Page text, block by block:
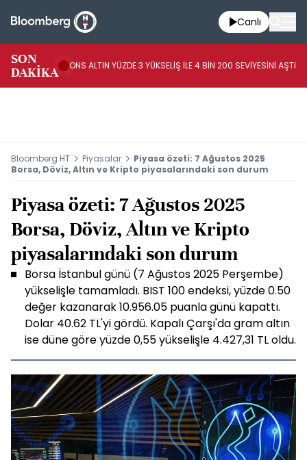
Canlı
SON
DAKİKA
ONS ALTIN YÜZDE 3 YÜKSELİŞ İLE 4 BİN 200 SEVİYESİNİ AŞTI
Bloomberg HT Piyasalar
Piyasa özeti: 7 Ağustos 2025
Borsa, Döviz, Altın ve Kripto piyasalarındaki son durum
Piyasa özeti: 7 Ağustos 2025
Borsa, Döviz, Altın ve Kripto
piyasalarındaki son durum
Borsa İstanbul günü (7 Ağustos 2025 Perşembe)
yükselişle tamamladı. BIST 100 endeksi, yüzde 0.50
değer kazanarak 10.956.05 puanla günü kapattı.
Dolar 40.62 TL'yi gördü. Kapalı Çarşı'da gram altın
ise düne göre yüzde 0,55 yükselişle 4.427,31 TL oldu.